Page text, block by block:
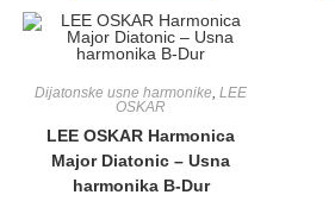
Dijatonske usne harmonike,LEE
OSKAR
LEE OSKAR Harmonica
Major Diatonic – Usna
harmonika B-Dur